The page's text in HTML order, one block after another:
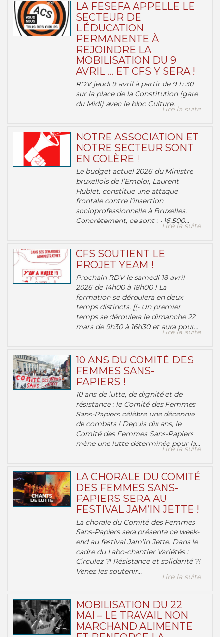
LA FESEFA APPELLE LE
SECTEUR DE
L’ÉDUCATION
PERMANENTE À
REJOINDRE LA
MOBILISATION DU 9
AVRIL … ET CFS Y SERA !
RDV jeudi 9 avril à partir de 9 h 30
sur la place de la Constitution (gare
du Midi) avec le bloc Culture.
Lire la suite
NOTRE ASSOCIATION ET
NOTRE SECTEUR SONT
EN COLÈRE !
Le budget actuel 2026 du Ministre
bruxellois de l’Emploi, Laurent
Hublet, constitue une attaque
frontale contre l’insertion
socioprofessionnelle à Bruxelles.
Concrètement, ce sont : • 16.500...
Lire la suite
CFS SOUTIENT LE
PROJET YEAM !
Prochain RDV le samedi 18 avril
2026 de 14h00 à 18h00 ! La
formation se déroulera en deux
temps distincts. [(- Un premier
temps se déroulera le dimanche 22
mars de 9h30 à 16h30 et aura pour...
Lire la suite
10 ANS DU COMITÉ DES
FEMMES SANS-
PAPIERS !
10 ans de lutte, de dignité et de
résistance : le Comité des Femmes
Sans-Papiers célèbre une décennie
de combats ! Depuis dix ans, le
Comité des Femmes Sans-Papiers
mène une lutte déterminée pour la...
Lire la suite
LA CHORALE DU COMITÉ
DES FEMMES SANS-
PAPIERS SERA AU
FESTIVAL JAM’IN JETTE !
La chorale du Comité des Femmes
Sans-Papiers sera présente ce week-
end au festival Jam’in Jette. Dans le
cadre du Labo-chantier Variétés :
Circulez ?! Résistance et solidarité ?!
Venez les soutenir...
Lire la suite
MOBILISATION DU 22
MAI – LE TRAVAIL NON
MARCHAND ALIMENTE